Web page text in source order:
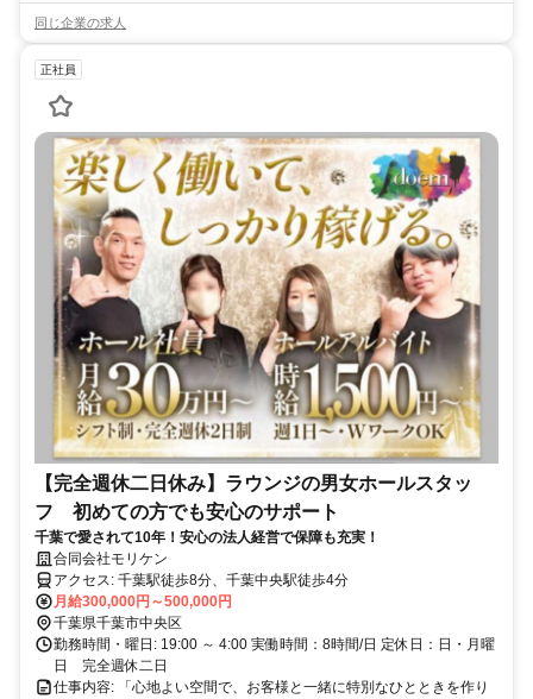
同じ企業の求人
正社員
【完全週休二日休み】ラウンジの男女ホールスタッ
フ 初めての方でも安心のサポート
千葉で愛されて10年！安心の法人経営で保障も充実！
合同会社モリケン
アクセス: 千葉駅徒歩8分、千葉中央駅徒歩4分
月給300,000円～500,000円
千葉県千葉市中央区
勤務時間・曜日: 19:00 ～ 4:00 実働時間：8時間/日 定休日：日・月曜
日 完全週休二日
仕事内容: 「心地よい空間で、お客様と一緒に特別なひとときを作り